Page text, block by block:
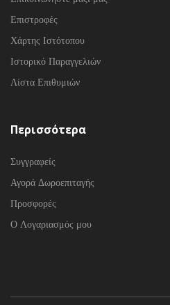
Επιστροφές
Χάρτης Ιστότοπου
Ιστορικό Παραγγελιών
Λίστα Επιθυμιών
Περισσότερα
Συγγραφείς
Αγορά Δωροεπιταγής
Προσφορές
Ο Λογαριασμός μου